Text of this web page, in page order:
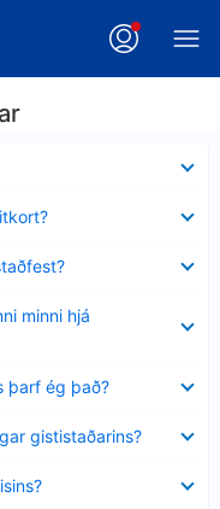
minni hjá
þarf ég það?
gististaðarins?